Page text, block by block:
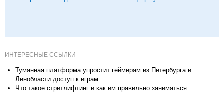
ИНТЕРЕСНЫЕ ССЫЛКИ
Туманная платформа упростит геймерам из Петербурга и
Ленобласти доступ к играм
Что такое стритлифтинг и как им правильно заниматься